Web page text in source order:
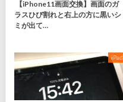
【iPhone11画面交換】画面のガ
ラスひび割れと右上の方に黒いシ
ミが出て…
iPad